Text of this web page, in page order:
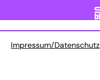
Impressum/Datenschutz